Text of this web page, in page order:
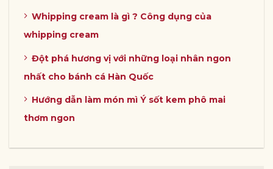
Whipping cream là gì ? Công dụng của
whipping cream
Đột phá hương vị với những loại nhân ngon
nhất cho bánh cá Hàn Quốc
Hướng dẫn làm món mì Ý sốt kem phô mai
thơm ngon